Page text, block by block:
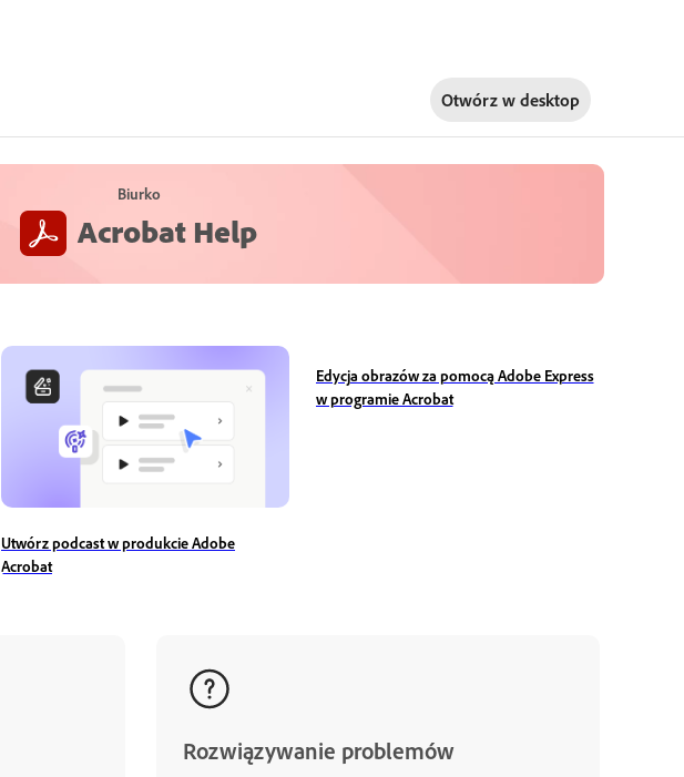
Otwórz w desktop
Biurko
Acrobat Help
Utwórz podcast w produkcie Adobe
Acrobat
Edycja obrazów za pomocą Adobe Express
w programie Acrobat
Rozwiązywanie problemów